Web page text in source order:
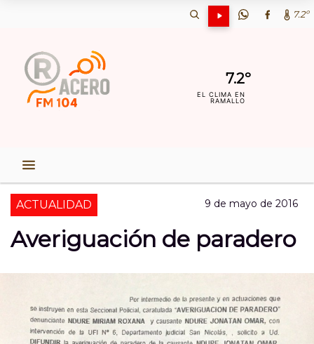
7.2º
7.2º
EL CLIMA EN
RAMALLO
ACTUALIDAD 9 de mayo de 2016
Averiguación de paradero